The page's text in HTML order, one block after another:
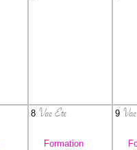
8 Vac Eté
Formation
9